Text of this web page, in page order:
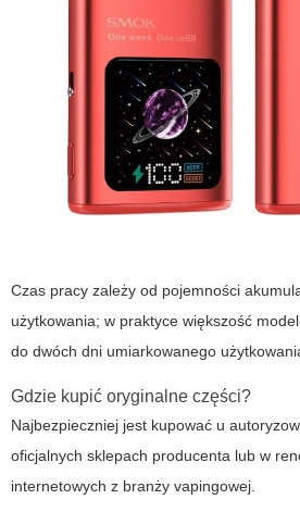
Czas pracy zależy od pojemności
użytkowania; w praktyce większość
do dwóch dni umiarkowanego
Gdzie kupić oryginalne części?
Najbezpieczniej jest kupować u
oficjalnych sklepach producenta lub w
internetowych z branży vapingowej.